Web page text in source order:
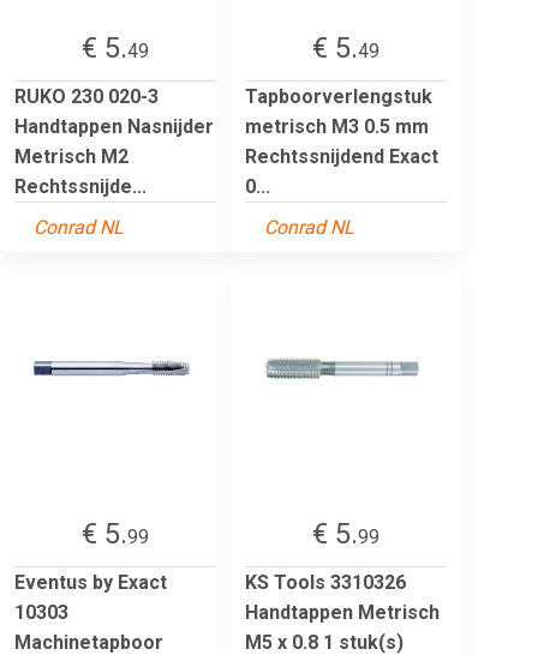
€ 5.49
RUKO 230 020-3
Handtappen Nasnijder
Metrisch M2
Rechtssnijde...
Conrad NL
€ 5.49
Tapboorverlengstuk
metrisch M3 0.5 mm
Rechtssnijdend Exact
0...
Conrad NL
€ 5.99
Eventus by Exact
10303
Machinetapboor
€ 5.99
KS Tools 3310326
Handtappen Metrisch
M5 x 0.8 1 stuk(s)